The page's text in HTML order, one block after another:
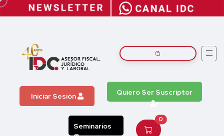
Iniciar Sesión Quiero Ser Suscriptor
Seminarios
0